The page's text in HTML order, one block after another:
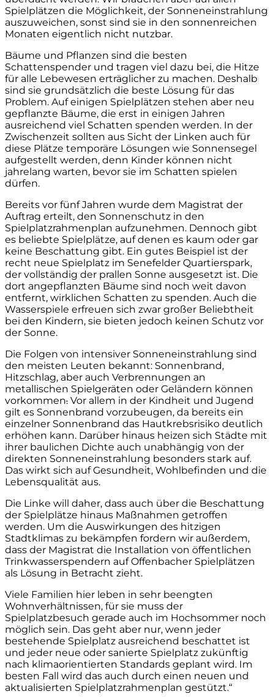
Spielplätzen die Möglichkeit, der Sonneneinstrahlung
auszuweichen, sonst sind sie in den sonnenreichen
Monaten eigentlich nicht nutzbar.
Bäume und Pflanzen sind die besten
Schattenspender und tragen viel dazu bei, die Hitze
für alle Lebewesen erträglicher zu machen. Deshalb
sind sie grundsätzlich die beste Lösung für das
Problem. Auf einigen Spielplätzen stehen aber neu
gepflanzte Bäume, die erst in einigen Jahren
ausreichend viel Schatten spenden werden. In der
Zwischenzeit sollten aus Sicht der Linken auch für
diese Plätze temporäre Lösungen wie Sonnensegel
aufgestellt werden, denn Kinder können nicht
jahrelang warten, bevor sie im Schatten spielen
dürfen.
Bereits vor fünf Jahren wurde dem Magistrat der
Auftrag erteilt, den Sonnenschutz in den
Spielplatzrahmenplan aufzunehmen. Dennoch gibt
es beliebte Spielplätze, auf denen es kaum oder gar
keine Beschattung gibt. Ein gutes Beispiel ist der
recht neue Spielplatz im Senefelder Quartierspark,
der vollständig der prallen Sonne ausgesetzt ist. Die
dort angepflanzten Bäume sind noch weit davon
entfernt, wirklichen Schatten zu spenden. Auch die
Wasserspiele erfreuen sich zwar großer Beliebtheit
bei den Kindern, sie bieten jedoch keinen Schutz vor
der Sonne.
Die Folgen von intensiver Sonneneinstrahlung sind
den meisten Leuten bekannt: Sonnenbrand,
Hitzschlag, aber auch Verbrennungen an
metallischen Spielgeräten oder Geländern können
vorkommen. Vor allem in der Kindheit und Jugend
gilt es Sonnenbrand vorzubeugen, da bereits ein
einzelner Sonnenbrand das Hautkrebsrisiko deutlich
erhöhen kann. Darüber hinaus heizen sich Städte mit
ihrer baulichen Dichte auch unabhängig von der
direkten Sonneneinstrahlung besonders stark auf.
Das wirkt sich auf Gesundheit, Wohlbefinden und die
Lebensqualität aus.
Die Linke will daher, dass auch über die Beschattung
der Spielplätze hinaus Maßnahmen getroffen
werden. Um die Auswirkungen des hitzigen
Stadtklimas zu bekämpfen fordern wir außerdem,
dass der Magistrat die Installation von öffentlichen
Trinkwasserspendern auf Offenbacher Spielplätzen
als Lösung in Betracht zieht.
Viele Familien hier leben in sehr beengten
Wohnverhältnissen, für sie muss der
Spielplatzbesuch gerade auch im Hochsommer noch
möglich sein. Das geht aber nur, wenn jeder
bestehende Spielplatz ausreichend beschattet ist
und jeder neue oder sanierte Spielplatz zukünftig
nach klimaorientierten Standards geplant wird. Im
besten Fall wird das auch durch einen neuen und
aktualisierten Spielplatzrahmenplan gestützt.“